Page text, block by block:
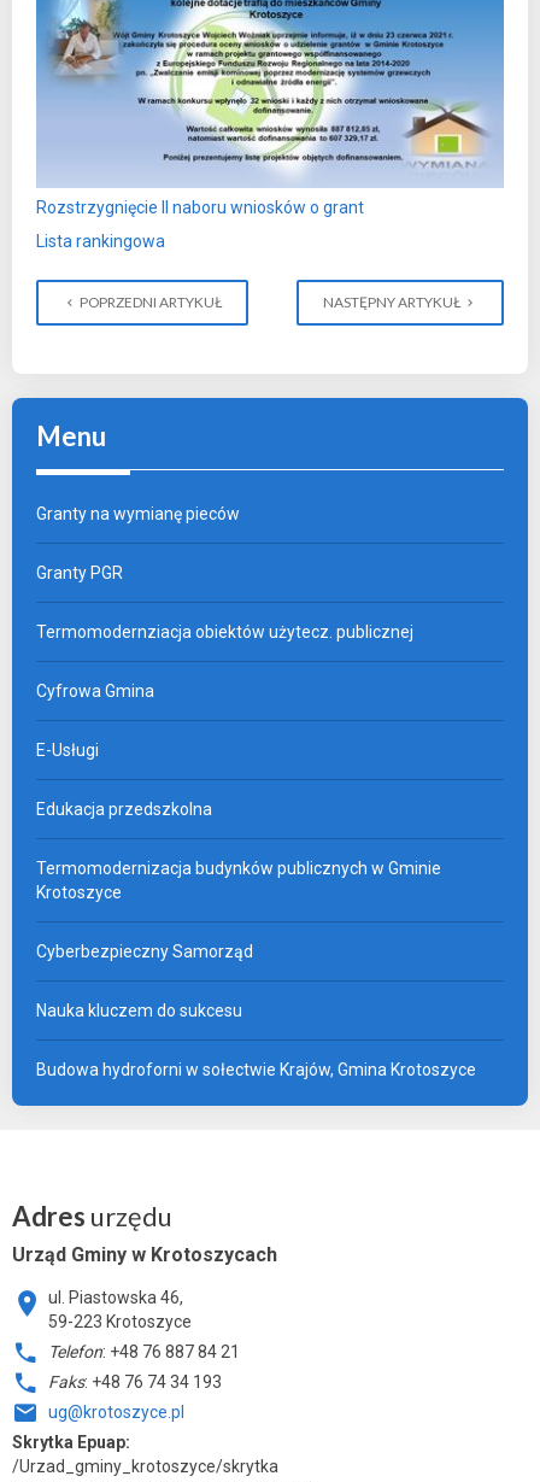
Rozstrzygnięcie II naboru wniosków o grant
Lista rankingowa
POPRZEDNI ARTYKUŁ NASTĘPNY ARTYKUŁ
Menu
Granty na wymianę pieców
Granty PGR
Termomodernziacja obiektów użytecz. publicznej
Cyfrowa Gmina
E-Usługi
Edukacja przedszkolna
Termomodernizacja budynków publicznych w Gminie
Krotoszyce
Cyberbezpieczny Samorząd
Nauka kluczem do sukcesu
Budowa hydroforni w sołectwie Krajów, Gmina Krotoszyce
Adres urzędu
Urząd Gminy w Krotoszycach
ul. Piastowska 46,
59-223 Krotoszyce
Telefon: +48 76 887 84 21
Faks: +48 76 74 34 193
ug@krotoszyce.pl
Skrytka Epuap:
/Urzad_gminy_krotoszyce/skrytka